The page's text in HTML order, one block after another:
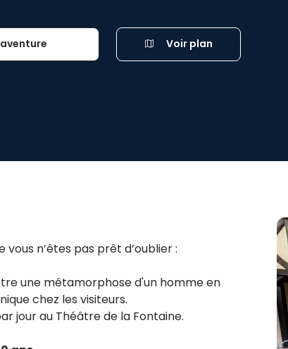
Voir plan
n’êtes pas prêt d’oublier :
une métamorphose d'un homme en
chez les visiteurs.
jour au Théâtre de la Fontaine.